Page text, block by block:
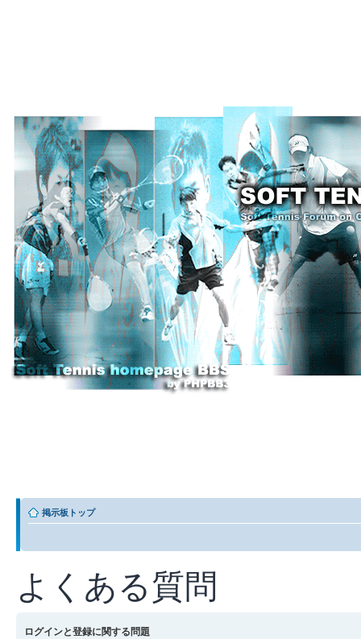
掲示板トップ
よくある質問
ログインと登録に関する問題